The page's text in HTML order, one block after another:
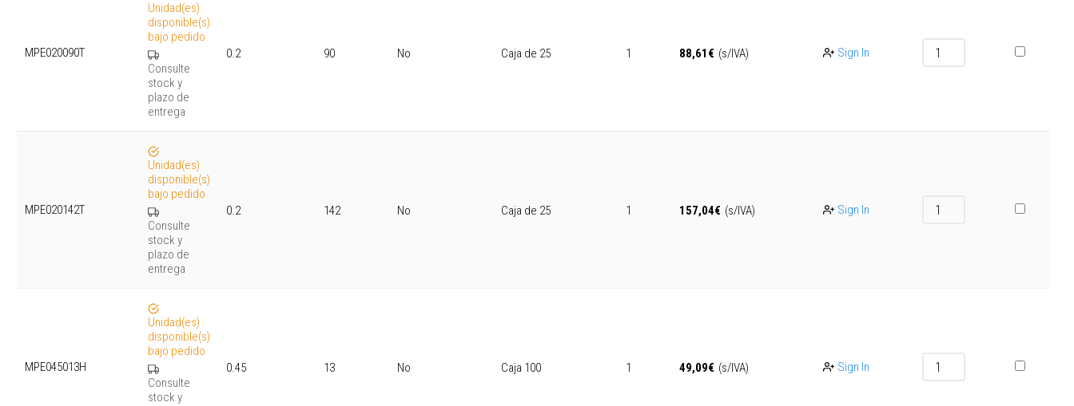
MPE020090T
Unidad(es)
disponible(s)
bajo pedido
Consulte
stock y
plazo de
entrega
0.2 90 No Caja de 25 1 88,61 € (s/IVA) Sign In
MPE020142T
Unidad(es)
disponible(s)
bajo pedido
Consulte
stock y
plazo de
entrega
0.2 142 No Caja de 25 1 157,04€ (s/IVA) Sign In
MPE045013H
Unidad(es)
disponible(s)
bajo pedido
Consulte
stock y
0.45 13 No Caja 100 1 49,09€ (s/IVA) Sign In